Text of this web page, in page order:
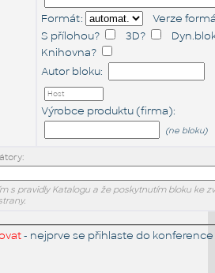
Formát:
Verze
S přílohou? 3D?
Knihovna?
Autor bloku:
Výrobce produktu (firma):
(ne bloku)
s pravidly Katalogu a že poskytnutím bloku ke
- nejprve se přihlaste do